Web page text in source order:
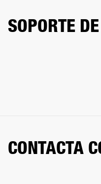
SOPORTE
CONTACTA